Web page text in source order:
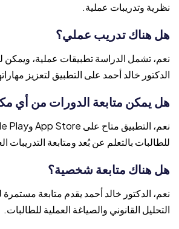
نظرية وتدريبات عملية.
هل هناك تدريب عملي؟
نعم، تشمل الدراسة تطبيقات عملية، ويمكن
الدكتور خالد أحمد على التطبيق لتعزيز
هل يمكن متابعة الدورات من أي
للطالبات بالتعلم عن بُعد ومتابعة التدريبات
هل هناك متابعة شخصية؟
نعم، الدكتور خالد أحمد يقدم متابعة مستمرة
التحليل القانوني والصياغة العملية للطالبات.